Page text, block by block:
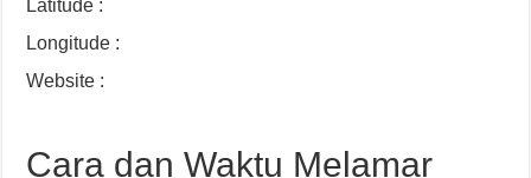
Latitude :
Longitude :
Website :
Cara dan Waktu Melamar